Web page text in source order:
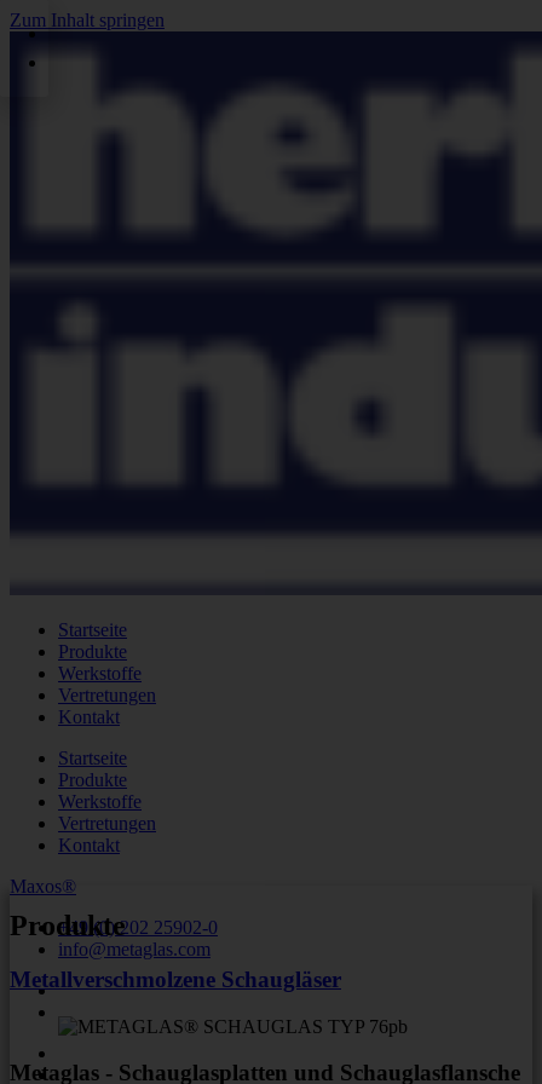
Zum Inhalt springen
Startseite
Produkte
Werkstoffe
Vertretungen
Kontakt
Startseite
Produkte
Werkstoffe
Vertretungen
Kontakt
Maxos®
+49 (0) 202 25902-0
info@metaglas.com
Produkte
Metallverschmolzene Schaugläser
Metaglas - Schauglasplatten und Schauglasflansche